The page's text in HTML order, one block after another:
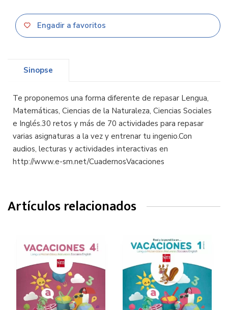
Engadir a favoritos
Sinopse
Te proponemos una forma diferente de repasar Lengua,
Matemáticas, Ciencias de la Naturaleza, Ciencias Sociales
e Inglés.30 retos y más de 70 actividades para repasar
varias asignaturas a la vez y entrenar tu ingenio.Con
audios, lecturas y actividades interactivas en
http://www.e-sm.net/CuadernosVacaciones
Artículos relacionados